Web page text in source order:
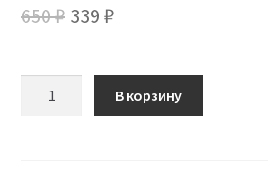
650₽ Первоначальная
составляла
650 ₽.
339 ₽Текущая
339 ₽.
В корзину